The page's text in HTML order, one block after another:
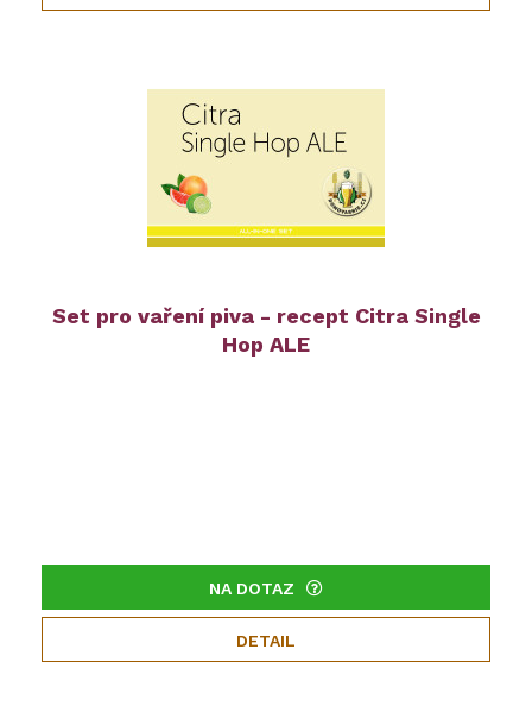
Set pro vaření piva - recept Citra Single
Hop ALE
NA DOTAZ
DETAIL